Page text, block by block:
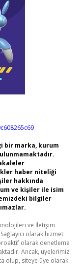
bir marka, kurum
haber niteliği
hakkında
ve kişiler ile isim
bilgiler
ve İletişim
olarak hizmet
olarak denetleme
Ancak, üyelerimiz
olup, siteye üye olarak